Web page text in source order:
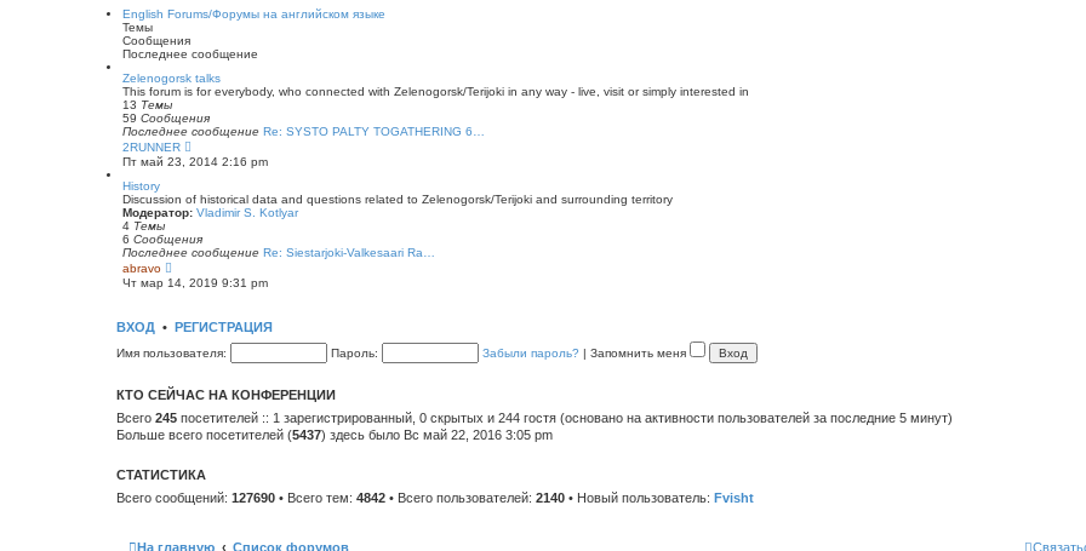
щ
и
н
м
у
о
о
б
щ
е
н
и
й
и
к
п
о
с
е
д
н
е
с
о
б
щ
н
English Forums/Форумы на английском языке
Темы
Сообщения
Последнее сообщение
Zelenogorsk talks
This forum is for everybody, who connected with Zelenogorsk/Terijoki in any way - live, visit or simply interested in
13 Темы
59 Сообщения
Последнее сообщение Re: SYSTO PALTY TOGATHERING 6…
2RUNNER
е
р
й
т
к
п
с
л
н
м
о
б
щ
и
Пт май 23, 2014 2:16 pm
History
Discussion of historical data and questions related to Zelenogorsk/Terijoki and surrounding territory
Модератор: Vladimir S. Kotlyar
4 Темы
6 Сообщения
Последнее сообщение Re: Siestarjoki-Valkesaari Ra…
abravo
е
р
т
к
о
с
л
е
д
м
с
б
Чт мар 14, 2019 9:31 pm
ВХОД • РЕГИСТРАЦИЯ
Имя пользователя: Пароль: Забыли пароль? | Запомнить меня
КТО СЕЙЧАС НА КОНФЕРЕНЦИИ
Всего 245 посетителей :: 1 зарегистрированный, 0 скрытых и 244 гостя (основано на активности пользователей за последние 5 минут)
Больше всего посетителей (5437) здесь было Вс май 22, 2016 3:05 pm
СТАТИСТИКА
Всего сообщений: 127690 • Всего тем: 4842 • Всего пользователей: 2140 • Новый пользователь: Fvisht
На главную Список форумов